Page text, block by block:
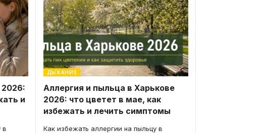
и
в
ДЫХАНИЕ
Аллергия и пыльца в Харькове
2026: что цветет в мае, как
избежать и лечить симптомы
Как избежать аллергии на пыльцу в